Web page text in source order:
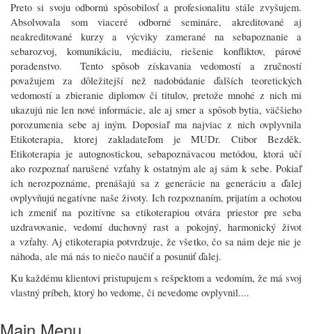
Preto si svoju odbornú spôsobilosť a profesionalitu stále zvyšujem.
Absolvovala som viaceré odborné semináre, akreditované aj
neakreditované kurzy a výcviky zamerané na sebapoznanie a
sebarozvoj, komunikáciu, mediáciu, riešenie konfliktov, párové
poradenstvo. Tento spôsob získavania vedomostí a zručností
považujem za dôležitejší než nadobúdanie ďalších teoretických
vedomostí a zbieranie diplomov či titulov, pretože mnohé z nich mi
ukazujú nie len nové informácie, ale aj smer a spôsob bytia, väčšieho
porozumenia sebe aj iným. Doposiaľ ma najviac z nich ovplyvnila
Etikoterapia, ktorej zakladateľom je MUDr. Ctibor Bezděk.
Etikoterapia je autognostickou, sebapoznávacou metódou, ktorá učí
ako rozpoznať narušené vzťahy k ostatným ale aj sám k sebe. Pokiaľ
ich nerozpoznáme, prenášajú sa z generácie na generáciu a ďalej
ovplyvňujú negatívne naše životy. Ich rozpoznaním, prijatím a ochotou
ich zmeniť na pozitívne sa etikoterapiou otvára priestor pre seba
uzdravovanie, vedomí duchovný rast a pokojný, harmonický život
a vzťahy. Aj etikoterapia potvrdzuje, že všetko, čo sa nám deje nie je
náhoda, ale má nás to niečo naučiť a posunúť ďalej.
Ku každému klientovi pristupujem s rešpektom a vedomím, že má svoj
vlastný príbeh, ktorý ho vedome, či nevedome ovplyvnil....